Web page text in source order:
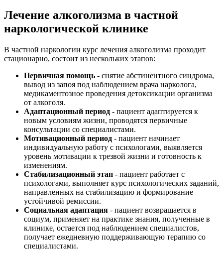
Лечение алкоголизма в частной
наркологической клинике
В частной наркологии курс лечения алкоголизма проходит
стационарно, состоит из нескольких этапов:
Первичная помощь - снятие абстинентного синдрома,
вывод из запоя под наблюдением врача нарколога,
медикаментозное проведения детоксикации организма
от алкоголя.
Адаптационный период - пациент адаптируется к
новым условиям жизни, проводятся первичные
консультации со специалистами.
Мотивационный период - пациент начинает
индивидуальную работу с психологами, выявляется
уровень мотивации к трезвой жизни и готовность к
изменениям.
Стабилизационный этап - пациент работает с
психологами, выполняет курс психологических заданий,
направленных на стабилизацию и формирование
устойчивой ремиссии.
Социальная адаптация - пациент возвращается в
социум, применяет на практике знания, полученные в
клинике, остается под наблюдением специалистов,
получает ежедневную поддерживающую терапию со
специалистами.